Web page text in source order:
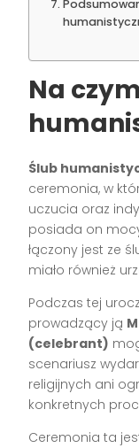
Na
Ślub
ceremonia, w
uczucia oraz
posiada on
łączony jest ze
miało również
Podczas tej
prowadzący ją
(celebrant)
scenariusz
religijnych ani
konkretnych
Ceremonia ta